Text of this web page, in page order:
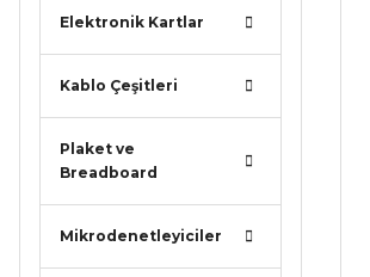
Elektronik Kartlar
Kablo Çeşitleri
Plaket ve
Breadboard
Mikrodenetleyiciler